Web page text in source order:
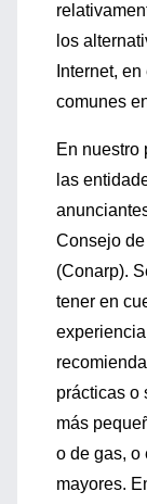
los
Internet,
comunes
En nuestro
las
Consejo
(Conarp).
tener en
prácticas o
más
o de gas, o
mayores.